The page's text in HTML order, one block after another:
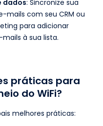
dados: Sincronize sua
com seu CRM ou
para adicionar
à sua lista.
práticas para
do WiFi?
melhores práticas: